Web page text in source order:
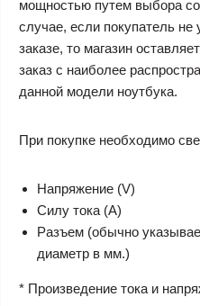
мощностью путем выбора
случае, если покупатель
заказе, то магазин
заказ с наиболее
данной модели ноутбука.
При покупке необходимо
Напряжение (V)
Силу тока (A)
Разъем (обычно
диаметр в мм.)
* Произведение тока и